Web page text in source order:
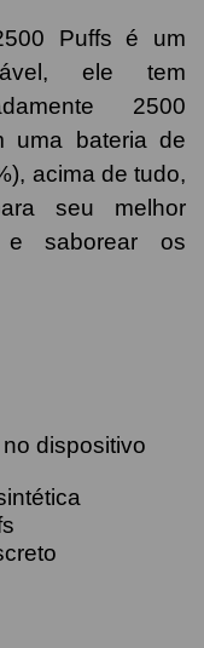
Puffs é um
ele tem
2500
uma bateria de
acima de tudo,
seu melhor
saborear os
dispositivo